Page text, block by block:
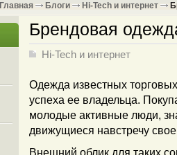
Главная Блоги Hi-Tech и интернет
Брендовая
Hi-Tech и интернет
Одежда известных
успеха ее владельца.
молодые активные люди,
движущиеся навстречу
Внешний облик для таких